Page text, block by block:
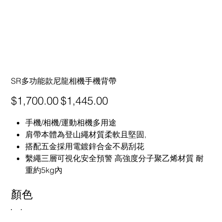
SR多功能款尼龍相機手機背帶
原
始
$1,700.00
促
銷
$1,445.00
手機/相機/運動相機多用途
肩帶本體為登山繩材質柔軟且堅固,
搭配五金採用電鍍鋅合金不易刮花
繫繩三層可視化安全預警 高強度分子聚乙烯材質 耐
重約5kg內
顏色